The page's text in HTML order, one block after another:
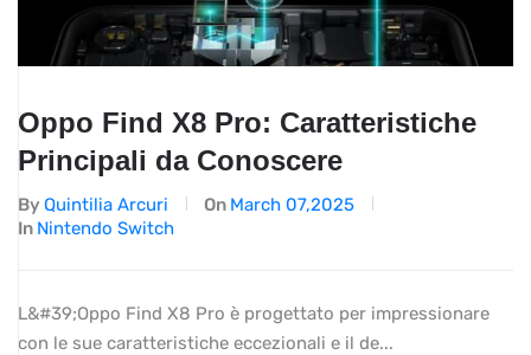
Oppo Find X8 Pro: Caratteristiche
Principali da Conoscere
By Quintilia Arcuri On March 07,2025
In Nintendo Switch
L&#39;Oppo Find X8 Pro è progettato per impressionare
con le sue caratteristiche eccezionali e il de...